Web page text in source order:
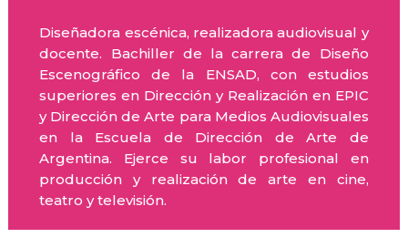
Diseñadora escénica, realizadora audiovisual y
docente. Bachiller de la carrera de Diseño
Escenográfico de la ENSAD, con estudios
superiores en Dirección y Realización en EPIC
y Dirección de Arte para Medios Audiovisuales
en la Escuela de Dirección de Arte de
Argentina. Ejerce su labor profesional en
producción y realización de arte en cine,
teatro y televisión.